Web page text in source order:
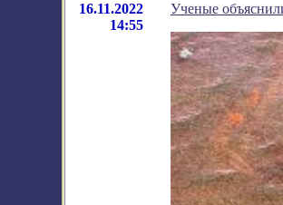
16.11.2022
14:55
Ученые